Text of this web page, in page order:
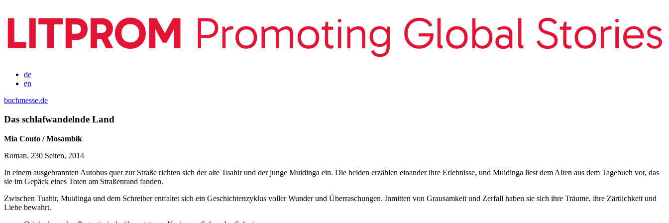
de
en
buchmesse.de
Das schlafwandelnde Land
Mia Couto / Mosambik
Roman, 230 Seiten, 2014
In einem ausgebrannten Autobus quer zur Straße richten sich der alte Tuahir und der junge Muidinga ein. Die beiden erzählen einander ihre Erlebnisse, und Muidinga liest dem Alten aus dem Tagebuch vor, das
sie im Gepäck eines Toten am Straßenrand fanden.
Zwischen Tuahir, Muidinga und dem Schreiber entfaltet sich ein Geschichtenzyklus voller Wunder und Überraschungen. Inmitten von Grausamkeit und Zerfall haben sie sich ihre Träume, ihre Zärtlichkeit und
Liebe bewahrt.